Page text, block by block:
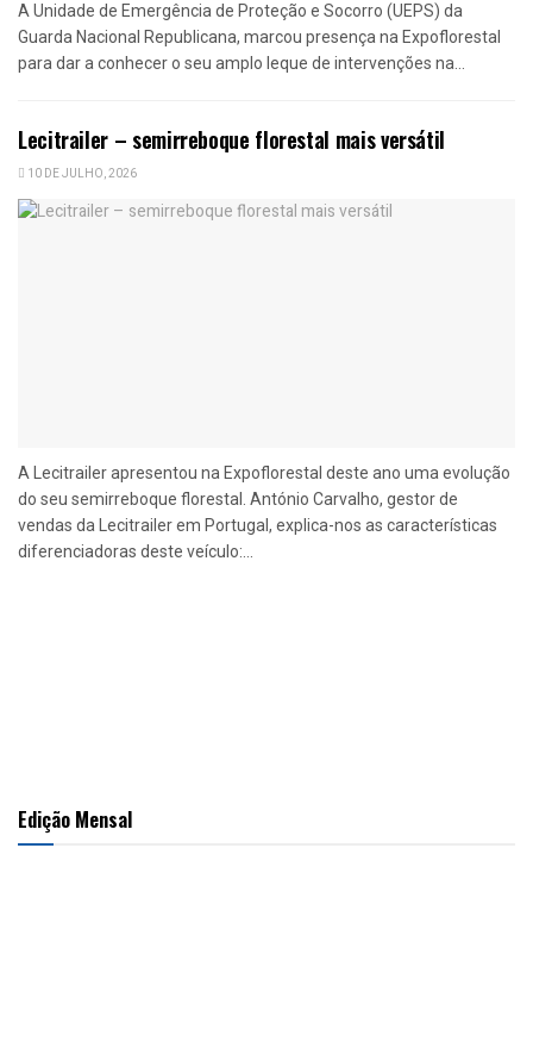
A Unidade de Emergência de Proteção e Socorro (UEPS) da
Guarda Nacional Republicana, marcou presença na Expoflorestal
para dar a conhecer o seu amplo leque de intervenções na...
Lecitrailer – semirreboque florestal mais versátil
10 DE JULHO, 2026
A Lecitrailer apresentou na Expoflorestal deste ano uma evolução
do seu semirreboque florestal. António Carvalho, gestor de
vendas da Lecitrailer em Portugal, explica-nos as características
diferenciadoras deste veículo:...
Edição Mensal